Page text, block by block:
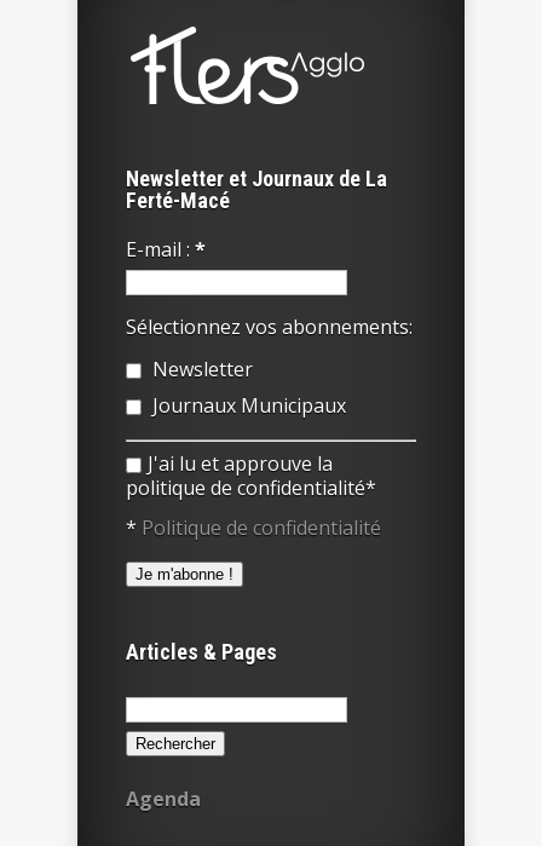
Newsletter et Journaux de La
Ferté-Macé
E-mail : *
Sélectionnez vos abonnements:
Newsletter
Journaux Municipaux
J'ai lu et approuve la
politique de confidentialité*
* Politique de confidentialité
Articles & Pages
Rechercher :
Agenda